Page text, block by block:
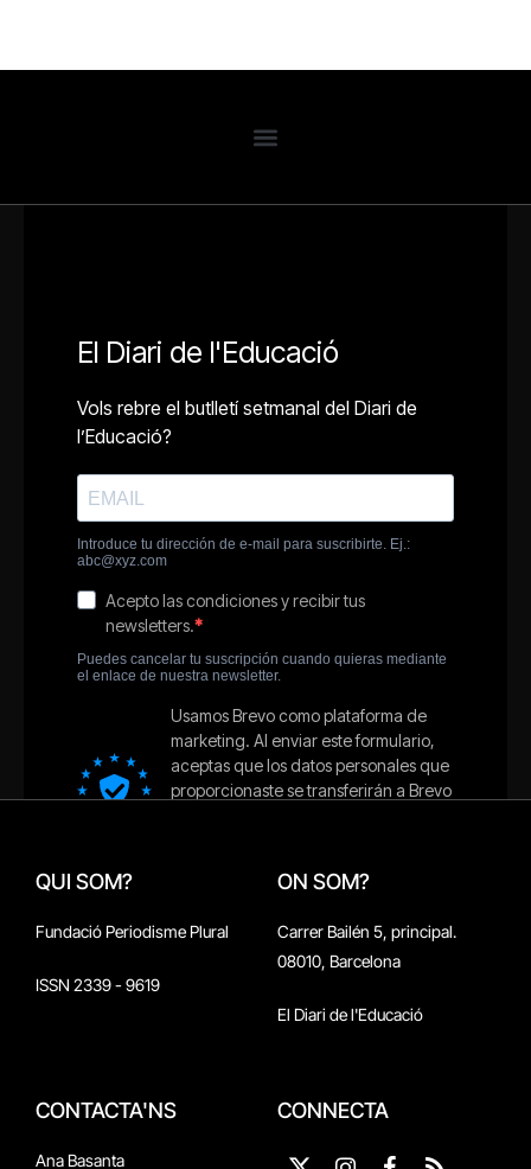
QUI SOM?
Fundació Periodisme Plural
ISSN 2339 - 9619
ON SOM?
Carrer Bailén 5, principal.
08010, Barcelona
El Diari de l'Educació
CONTACTA'NS
Ana Basanta
CONNECTA